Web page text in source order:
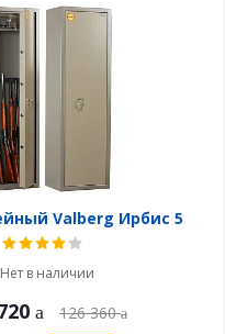
Valberg Ирбис 5
Нет в наличии
126 360